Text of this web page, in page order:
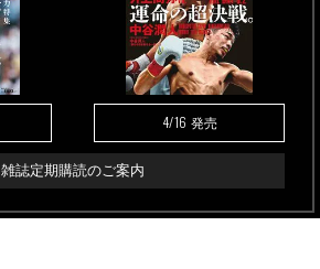
4/16 発売
雑誌定期購読のご案内